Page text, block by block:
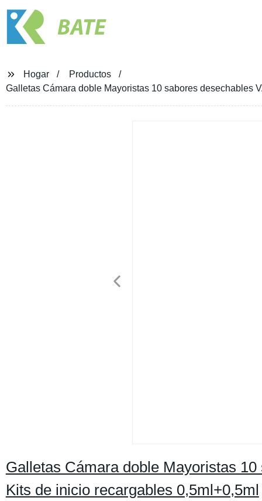
BATE
Hogar
Productos
Galletas Cámara doble Mayoristas 10 sabores desechables
Galletas Cámara doble Mayoristas
Kits de inicio recargables 0,5ml+0,5ml